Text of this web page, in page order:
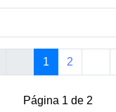
1 2
Página 1 de 2